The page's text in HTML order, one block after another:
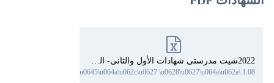
2022شيت مدرستى شهادات الأول والثانى- الصف الأول.xls
1.08 \u0645\u064a\u062c\u0627 \u0628\u0627\u064a\u062a
·